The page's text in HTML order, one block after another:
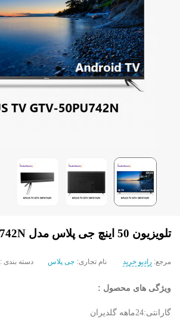
تلویزیون 50 اینچ جی پلاس مدل GTV-50PU742N
مرجع: رادیو خرید نام تجاری: جی پلاس دسته بندی :
ویژگی های محصول :
گارانتی:24ماهه گلدیران